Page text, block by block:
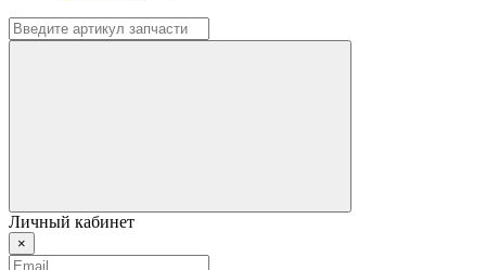
Личный кабинет
×